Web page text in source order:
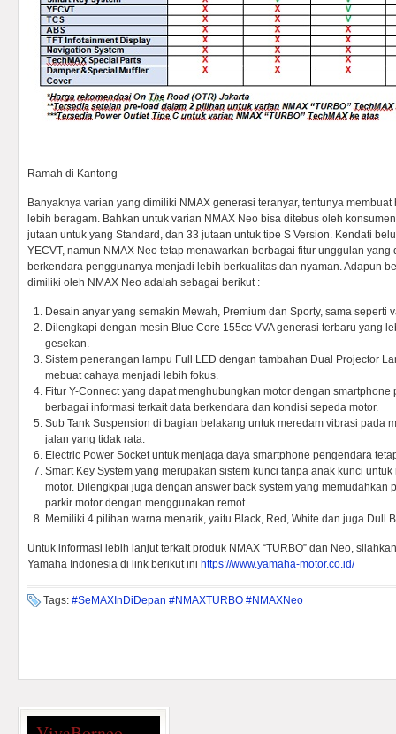
Ramah di Kantong
Banyaknya varian yang dimiliki NMAX generasi teranyar, tentunya
lebih beragam. Bahkan untuk varian NMAX Neo bisa ditebus oleh
jutaan untuk yang Standard, dan 33 jutaan untuk tipe S Version. Kendati
YECVT, namun NMAX Neo tetap menawarkan berbagai fitur unggulan yang
berkendara penggunanya menjadi lebih berkualitas dan nyaman. Adapun
dimiliki oleh NMAX Neo adalah sebagai berikut :
Desain anyar yang semakin Mewah, Premium dan Sporty, sama seperti
Dilengkapi dengan mesin Blue Core 155cc VVA generasi terbaru yang
gesekan.
Sistem penerangan lampu Full LED dengan tambahan Dual Projector
mebuat cahaya menjadi lebih fokus.
Fitur Y-Connect yang dapat menghubungkan motor dengan
berbagai informasi terkait data berkendara dan kondisi sepeda motor.
Sub Tank Suspension di bagian belakang untuk meredam vibrasi pada
jalan yang tidak rata.
Electric Power Socket untuk menjaga daya smartphone pengendara
Smart Key System yang merupakan sistem kunci tanpa anak kunci
motor. Dilengkpai juga dengan answer back system yang memudahkan
parkir motor dengan menggunakan remot.
Memiliki 4 pilihan warna menarik, yaitu Black, Red, White dan juga Dull
Untuk informasi lebih lanjut terkait produk NMAX “TURBO” dan Neo,
Yamaha Indonesia di link berikut ini https://www.yamaha-motor.co.id/
Tags: #SeMAXInDiDepan #NMAXTURBO #NMAXNeo